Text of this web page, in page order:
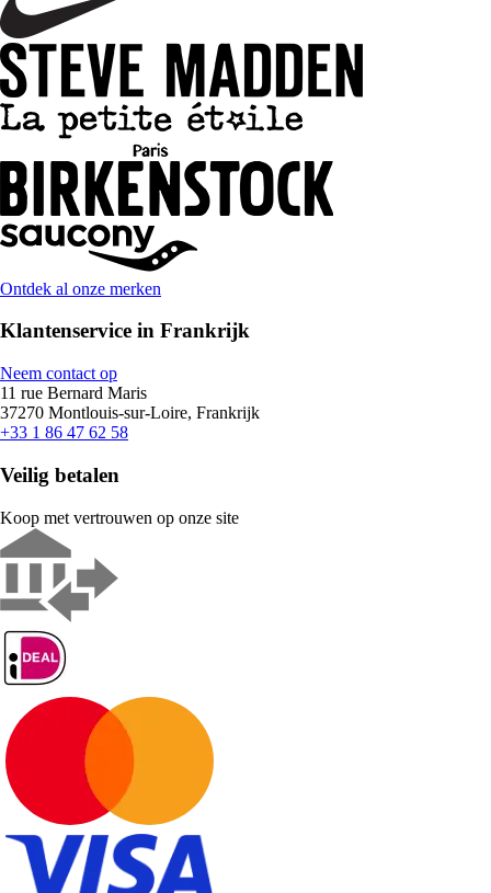
Ontdek al onze merken
Klantenservice in Frankrijk
Neem contact op
11 rue Bernard Maris
37270 Montlouis-sur-Loire, Frankrijk
+33 1 86 47 62 58
Veilig betalen
Koop met vertrouwen op onze site